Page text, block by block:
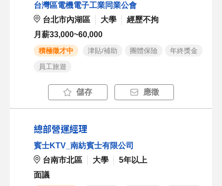
台灣區電機電子工業同業公會
台北市內湖區
大學
經歷不拘
月薪33,000~60,000
積極徵才中 津貼/補助 團體保險
年終獎金
員工旅遊
儲存 應徵
總部營運經理
賓士KTV_南紡賓士有限公司
台南市北區
大學
5年以上
面議